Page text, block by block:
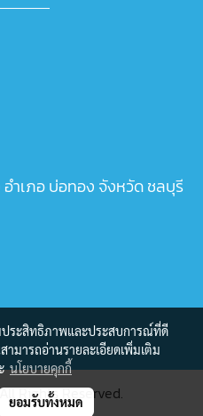
ำเภอ บ่อทอง จังหวัด ชลบุรี
Rights Reserved.
ประสิทธิภาพและประสบการณ์ที่ดี
ามารถอ่านรายละเอียดเพิ่มเติม
นโยบายคุกกี้
ยอมรับทั้งหมด